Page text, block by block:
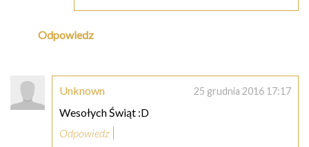
Odpowiedz
Unknown 25 grudnia 2016 17:17
Wesołych Świąt :D
Odpowiedz